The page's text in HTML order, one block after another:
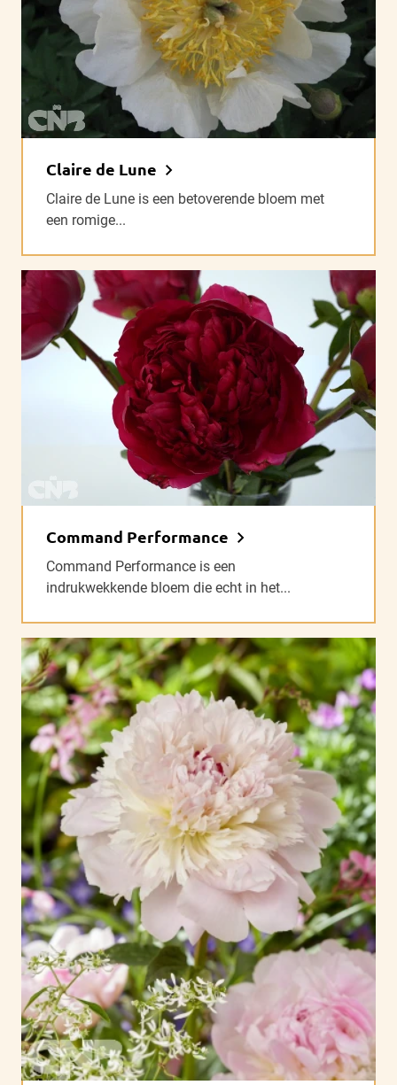
Claire de Lune
Claire de Lune is een betoverende bloem met
een romige...
Command Performance
Command Performance is een
indrukwekkende bloem die echt in het...